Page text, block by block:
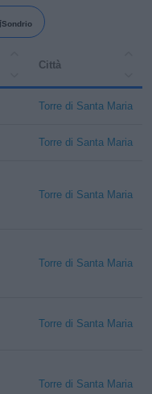
Sondrio
Città
Torre di Santa Maria
Torre di Santa Maria
Torre di Santa Maria
Torre di Santa Maria
Torre di Santa Maria
Torre di Santa Maria